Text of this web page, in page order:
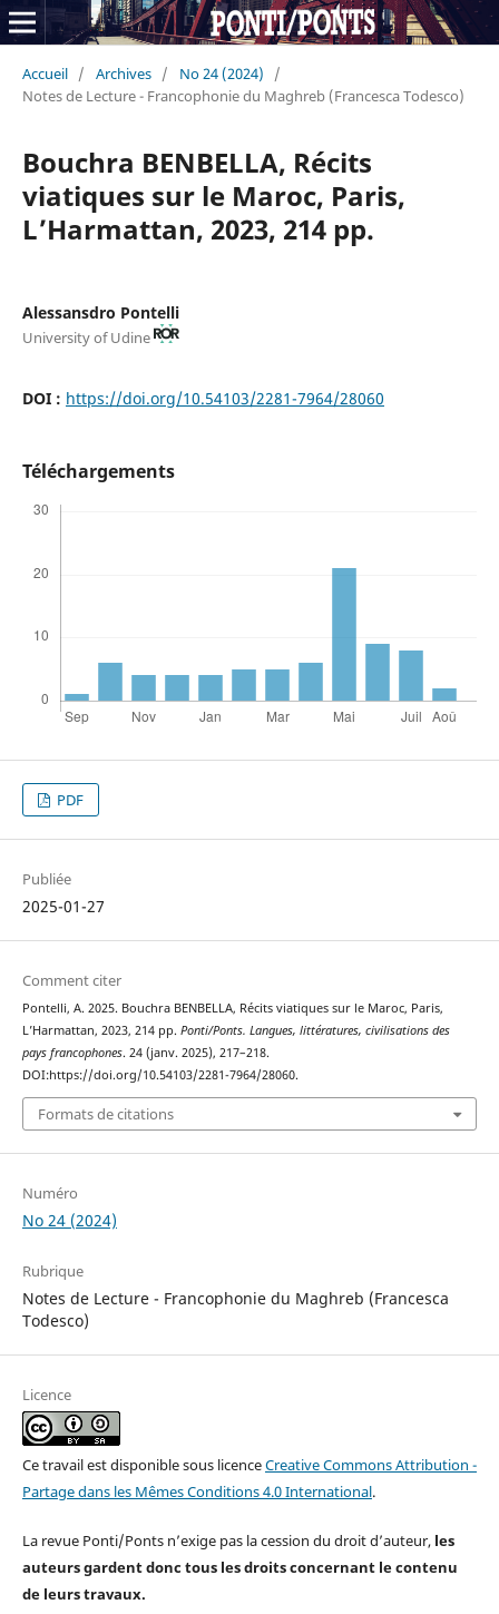
Accueil / Archives / No 24 (2024)
/
Notes de Lecture - Francophonie du Maghreb (Francesca Todesco)
Bouchra BENBELLA, Récits
viatiques sur le Maroc, Paris,
L’Harmattan, 2023, 214 pp.
Alessansdro Pontelli
University of Udine
DOI : https://doi.org/10.54103/2281-7964/28060
Téléchargements
PDF
Publiée
2025-01-27
Comment citer
Pontelli, A. 2025. Bouchra BENBELLA, Récits viatiques sur le Maroc, Paris,
L’Harmattan, 2023, 214 pp. Ponti/Ponts. Langues, littératures, civilisations des
pays francophones. 24 (janv. 2025), 217–218.
DOI:https://doi.org/10.54103/2281-7964/28060.
Formats de citations
Numéro
No 24 (2024)
Rubrique
Notes de Lecture - Francophonie du Maghreb (Francesca
Todesco)
Licence
Ce travail est disponible sous licenceCreative Commons Attribution -
Partage dans les Mêmes Conditions 4.0 International.
La revue Ponti/Ponts n’exige pas la cession du droit d’auteur, les
auteurs gardent donc tous les droits concernant le contenu
de leurs travaux.